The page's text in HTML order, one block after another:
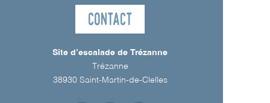
Contact
Site d’escalade de Trézanne
Trézanne
38930 Saint-Martin-de-Clelles